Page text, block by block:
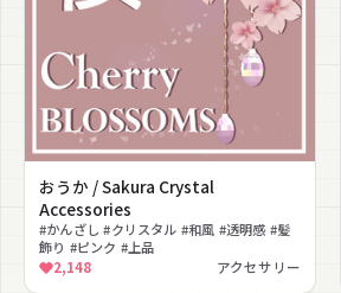
おうか / Sakura Crystal
Accessories
#かんざし #クリスタル #和風 #透明感 #髪
飾り #ピンク #上品
2,148
アクセサリー